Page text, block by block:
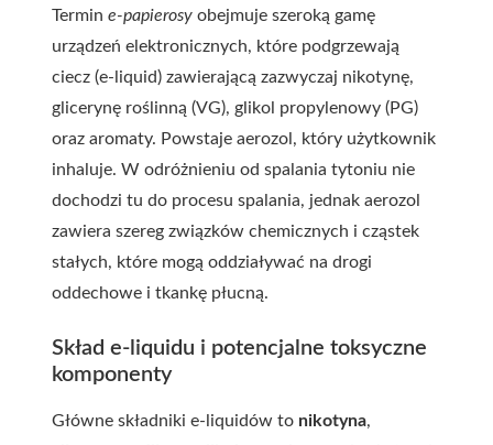
Termin e-papierosy obejmuje szeroką gamę
urządzeń elektronicznych, które podgrzewają
ciecz (e-liquid) zawierającą zazwyczaj nikotynę,
glicerynę roślinną (VG), glikol propylenowy (PG)
oraz aromaty. Powstaje aerozol, który użytkownik
inhaluje. W odróżnieniu od spalania tytoniu nie
dochodzi tu do procesu spalania, jednak aerozol
zawiera szereg związków chemicznych i cząstek
stałych, które mogą oddziaływać na drogi
oddechowe i tkankę płucną.
Skład e-liquidu i potencjalne toksyczne
komponenty
Główne składniki e-liquidów to nikotyna,